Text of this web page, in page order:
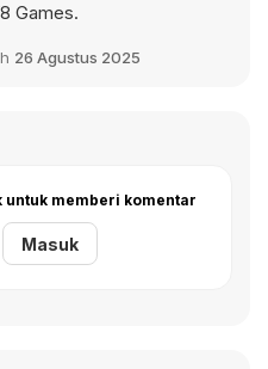
Games.
26 Agustus 2025
memberi komentar
Masuk